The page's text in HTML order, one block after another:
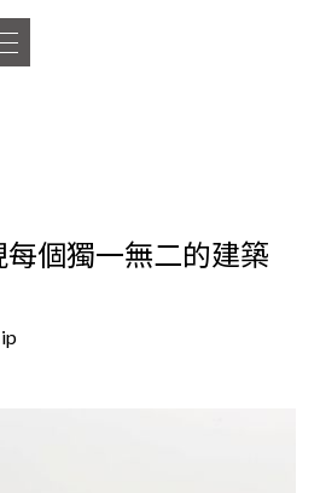
個獨一無二的建築